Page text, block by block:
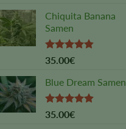
Chiquita Banana
Samen
Rated4.83
35.00€
Blue Dream Samen
Rated4.89
35.00€